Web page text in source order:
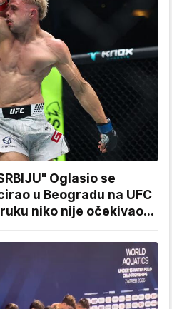
Oglasio se
u Beogradu na UFC
niko nije očekivao...